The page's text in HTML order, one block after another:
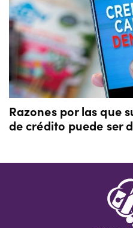
Razones por las que
de crédito puede ser